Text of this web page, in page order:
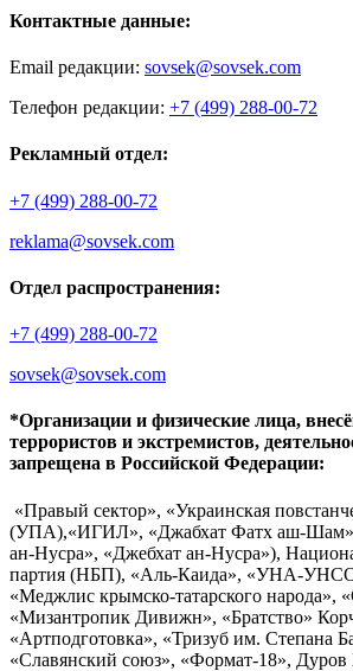
Контактные данные:
Email редакции: sovsek@sovsek.com
Телефон редакции: +7 (499) 288-00-72
Рекламный отдел:
+7 (499) 288-00-72
reklama@sovsek.com
Отдел распространения:
+7 (499) 288-00-72
sovsek@sovsek.com
*Организации и физические лица,
террористов и экстремистов,
запрещена в Российской Федерации:
«Правый сектор», «Украинская
(УПА),«ИГИЛ», «Джабхат Фатх аш-Шам»
ан-Нусра», «Джебхат ан-Нусра»),
партия (НБП), «Аль-Каида», «УНА-
«Меджлис крымско-татарского народа»,
«Мизантропик Дивижн», «Братство»
«Артподготовка», «Тризуб им. Степана
«Славянский союз», «Формат-18», Дуров